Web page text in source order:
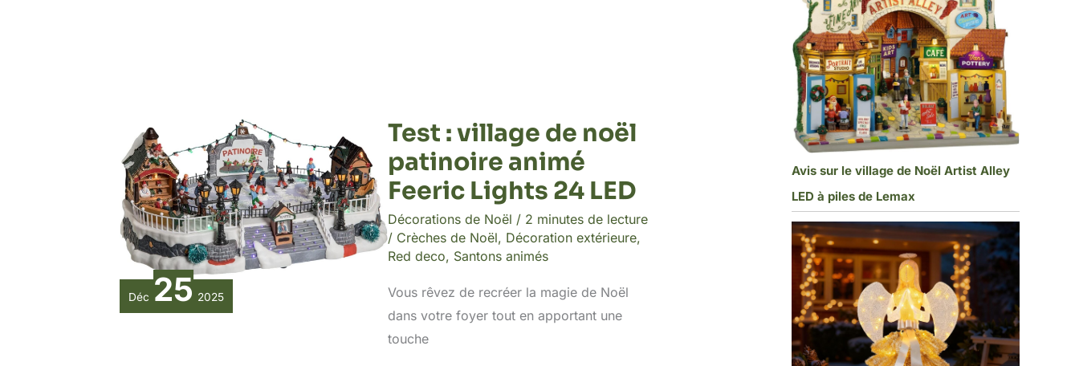
Déc 25 2025
Test : village de noël
patinoire animé
Feeric Lights 24 LED
Décorations de Noël / 2 minutes de lecture
/ Crèches de Noël, Décoration extérieure,
Red deco, Santons animés
Vous rêvez de recréer la magie de Noël
dans votre foyer tout en apportant une
touche
Avis sur le village de Noël Artist Alley
LED à piles de Lemax